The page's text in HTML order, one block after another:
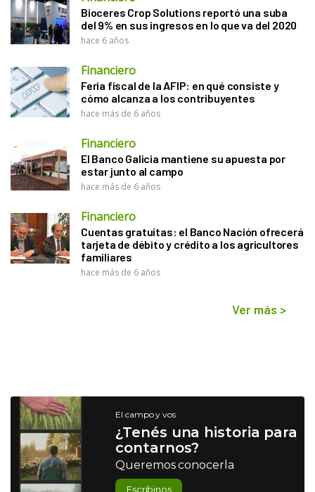
Bioceres Crop Solutions reportó una suba
del 9% en sus ingresos en lo que va del 2020
hace 6 años
Financiero
Feria fiscal de la AFIP: en qué consiste y
cómo alcanza a los contribuyentes
hace más de 6 años
Financiero
El Banco Galicia mantiene su apuesta por
estar junto al campo
hace más de 6 años
Financiero
Cuentas gratuitas: el Banco Nación ofrecerá
tarjeta de débito y crédito a los agricultores
familiares
hace más de 6 años
Ver más >
El campo y vos
¿Tenés una historia para
contarnos?
Queremos conocerla
Escribinos